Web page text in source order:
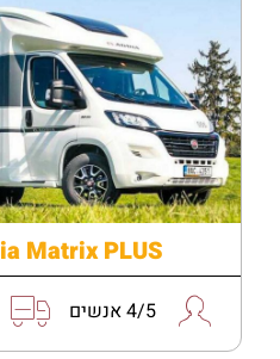
Matrix PLUS
4/5 אנשים